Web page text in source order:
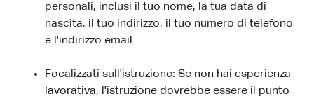
personali, inclusi il tuo nome, la tua data di
nascita, il tuo indirizzo, il tuo numero di telefono
e l'indirizzo email.
Focalizzati sull'istruzione: Se non hai esperienza
lavorativa, l'istruzione dovrebbe essere il punto